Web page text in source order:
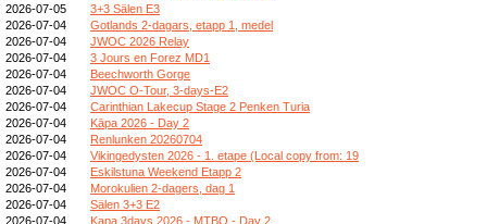
2026-07-05
3+3 Sälen E3
2026-07-04
Gotlands 2-dagars, etapp 1, medel
2026-07-04
JWOC 2026 Relay
2026-07-04
3 Jours en Forez MD1
2026-07-04
Beechworth Gorge
2026-07-04
JWOC O-Tour, 3-days-E2
2026-07-04
Carinthian Lakecup Stage 2 Penken Turia
2026-07-04
Kāpa 2026 - Day 2
2026-07-04
Renlunken 20260704
2026-07-04
Vikingedysten 2026 - 1. etape (Local copy from: 19
2026-07-04
Eskilstuna Weekend Etapp 2
2026-07-04
Morokulien 2-dagers, dag 1
2026-07-04
Sälen 3+3 E2
2026-07-04
Kapa 3days 2026 - MTBO - Day 2